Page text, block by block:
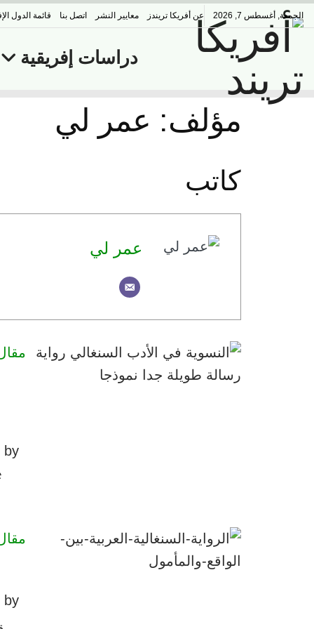
الجمعة, أغسطس 7, 2026 عن أفريكا تريندز معايير النشر اتصل بنا قائمة الدول
دراسات إفريقية
مؤلف: عمر لي
كاتب
عمر لي
by
by